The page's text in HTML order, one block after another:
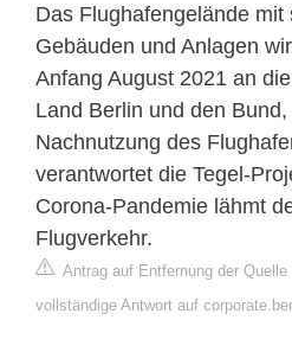
Das Flughafengelände mit
Gebäuden und Anlagen
Anfang August 2021 an
Land Berlin und den
Nachnutzung des
verantwortet die Tegel-
Corona-Pandemie lähmt
Flugverkehr.
Antrag auf Entfernung der Quelle
vollständige Antwort auf